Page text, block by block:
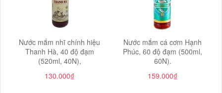
Nước mắm nhĩ chính hiệu
Thanh Hà, 40 độ đạm
(520ml, 40N),
130.000₫
Nước mắm cá cơm Hạnh
Phúc, 60 độ đạm (500ml,
60N).
159.000₫